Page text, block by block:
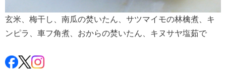
玄米、梅干し、南瓜の焚いたん、サツマイモの林檎煮、キ
ンピラ、車フ角煮、おからの焚いたん、キヌサヤ塩茹で